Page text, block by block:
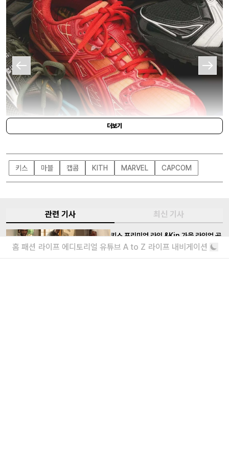
더보기
키스 마블 캡콤 KITH MARVEL CAPCOM
관련 기사 최신 기사
키스 프리미엄 라인 &Kin 가을 라인업 공
개
키스 x 살로몬 ‘XT-EVO’까지
홈 패션 라이프 에디토리얼 유튜브 A to Z 라이프 내비게이션